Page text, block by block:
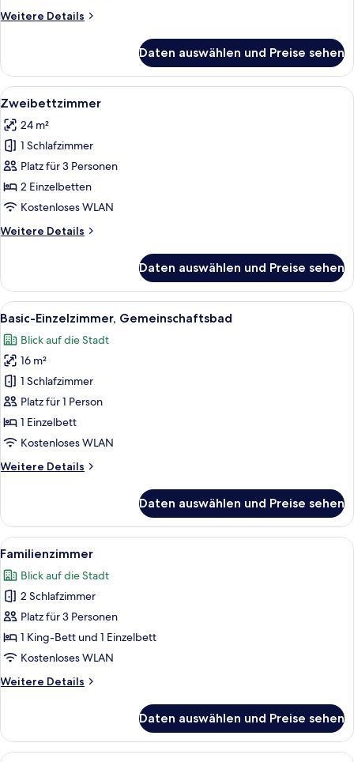
Weitere Details
Weitere
Daten auswählen und Preise sehen
Alle
Fotos
für
Zweibettzimmer
anzeigen
Ein Schlafzimmer mit Bett,
3
Zweibettzimmer
24 m²
1 Schlafzimmer
Platz für 3 Personen
2 Einzelbetten
Kostenloses WLAN
Weitere Details
Weitere
Daten auswählen und Preise sehen
Alle
Fotos
für
Basic-
Einzelzimmer,
Gemeinschaftsbad
anzeigen
Ein Hotelzimmer mit einem Bett,
1
Basic-Einzelzimmer, Gemeinschaftsbad
Blick auf die Stadt
16 m²
1 Schlafzimmer
Platz für 1 Person
1 Einzelbett
Kostenloses WLAN
Weitere Details
Weitere
Einzelzimmer,
Gemeinschaftsbad
Daten auswählen und Preise sehen
Alle
Fotos
für
Familienzimmer
anzeigen
Ein Schlafzimmer mit einem
5
Familienzimmer
Blick auf die Stadt
2 Schlafzimmer
Platz für 3 Personen
1 King-Bett und 1 Einzelbett
Kostenloses WLAN
Weitere Details
Weitere
Daten auswählen und Preise sehen
Ein Schlafzimmer mit einem